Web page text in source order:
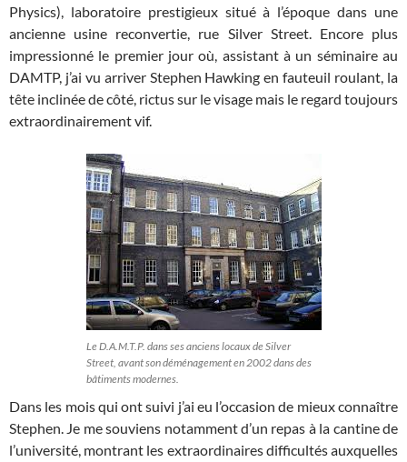
Physics), laboratoire prestigieux situé à l’époque dans une
ancienne usine reconvertie, rue Silver Street. Encore plus
impressionné le premier jour où, assistant à un séminaire au
DAMTP, j’ai vu arriver Stephen Hawking en fauteuil roulant, la
tête inclinée de côté, rictus sur le visage mais le regard toujours
extraordinairement vif.
Le D.A.M.T.P. dans ses anciens locaux de Silver
Street, avant son déménagement en 2002 dans des
bâtiments modernes.
Dans les mois qui ont suivi j’ai eu l’occasion de mieux connaître
Stephen. Je me souviens notamment d’un repas à la cantine de
l’université, montrant les extraordinaires difficultés auxquelles